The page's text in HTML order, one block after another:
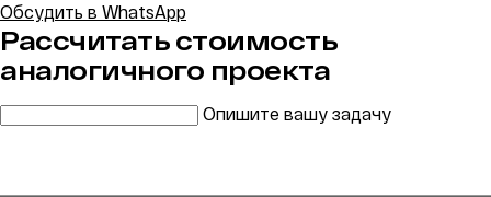
Обсудить в WhatsApp
Рассчитать стоимость
аналогичного проекта
Опишите вашу задачу